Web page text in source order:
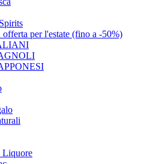
offerta per l'estate (fino a -50%)
Liquore